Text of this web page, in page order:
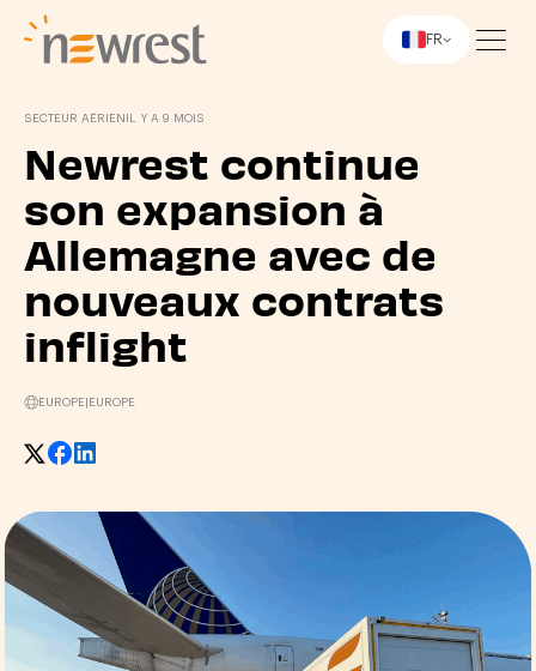
FR
SECTEUR AÉRIEN IL Y A 9 MOIS
Newrest continue
son expansion à
Allemagne avec de
nouveaux contrats
inflight
EUROPE EUROPE